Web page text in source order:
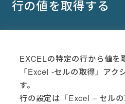
行の値を取得する
EXCELの特定の行から値を
「Excel -セルの取得」アク
す。
行の設定は「Excel – セル